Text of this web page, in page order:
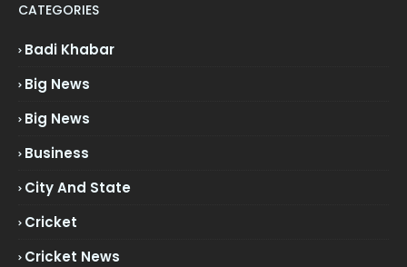
CATEGORIES
Badi Khabar
Big News
Big News
Business
City And State
Cricket
Cricket News